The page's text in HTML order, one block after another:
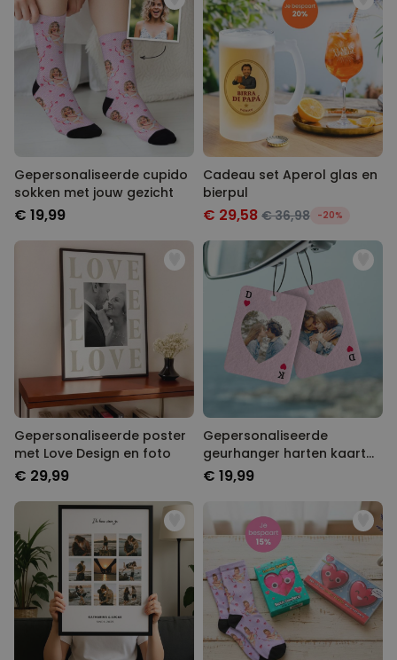
Gepersonaliseerde cupido
sokken met jouw gezicht
€ 19,99
Cadeau set Aperol glas en
bierpul
€ 29,58 € 36,98 -20%
Gepersonaliseerde poster
met Love Design en foto
€ 29,99
Gepersonaliseerde
geurhanger harten kaart
met foto set van 2
€ 19,99